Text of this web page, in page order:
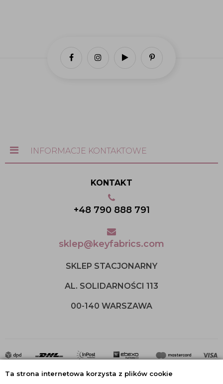
Ta strona internetowa korzysta z plików cookie
INFORMACJE KONTAKTOWE
KONTAKT
+48 790 888 791
sklep@keyfabrics.com
SKLEP STACJONARNY
AL. SOLIDARNOŚCI 113
00-140 WARSZAWA